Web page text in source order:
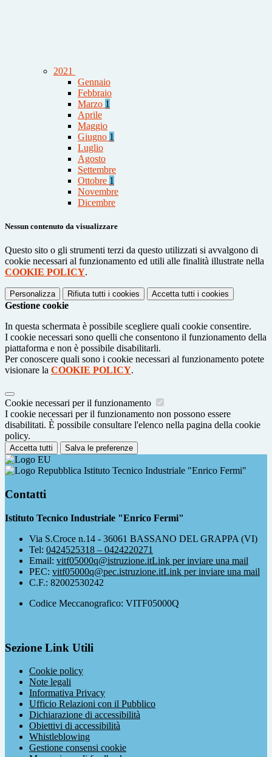
2021
Gennaio
Febbraio
Marzo 1
Aprile
Maggio
Giugno 1
Luglio
Agosto
Settembre
Ottobre 1
Novembre
Dicembre
Nessun contenuto da visualizzare
Questo sito o gli strumenti terzi da questo utilizzati si avvalgono di
cookie necessari al funzionamento ed utili alle finalità illustrate nella
COOKIE POLICY.
Personalizza Rifiuta tutti i cookies Accetta tutti i cookies
Gestione cookie
In questa schermata è possibile scegliere quali cookie consentire.
I cookie necessari sono quelli che consentono il funzionamento della
piattaforma e non è possibile disabilitarli.
Per conoscere quali sono i cookie necessari al funzionamento potete
visionare la COOKIE POLICY.
Cookie necessari per il funzionamento
I cookie necessari per il funzionamento non possono essere
disabilitati. È possibile consultare l'elenco nella pagina della cookie
policy.
Accetta tutti Salva le preferenze
Istituto Tecnico Industriale "Enrico Fermi"
Contatti
Istituto Tecnico Industriale "Enrico Fermi"
Via S.Croce n.14 - 36061 BASSANO DEL GRAPPA (VI)
Tel: 0424525318 – 0424220271
Email: vitf05000q@istruzione.itLink per inviare una mail
PEC: vitf05000q@pec.istruzione.itLink per inviare una mail
C.F.: 82002530242
Codice Meccanografico: VITF05000Q
Sezione Link Utili
Cookie policy
Note legali
Informativa Privacy
Ufficio Relazioni con il Pubblico
Dichiarazione di accessibilità
Obiettivi di accessibilità
Whistleblowing
Gestione consensi cookie